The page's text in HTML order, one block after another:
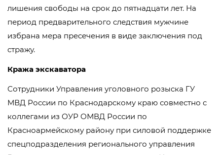
лишения свободы на срок до пятнадцати лет. На
период предварительного следствия мужчине
избрана мера пресечения в виде заключения под
стражу.
Кража экскаватора
Сотрудники Управления уголовного розыска ГУ
МВД России по Краснодарскому краю совместно с
коллегами из ОУР ОМВД России по
Красноармейскому району при силовой поддержке
спецподразделения регионального управления